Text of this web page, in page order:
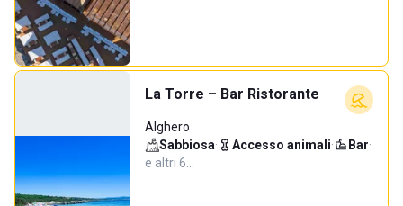
La Torre – Bar Ristorante
Alghero
Sabbiosa· Accesso animali· Bar·
e altri 6…